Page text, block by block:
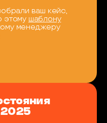
ваш кейс,
этому шаблону
менеджеру
2025